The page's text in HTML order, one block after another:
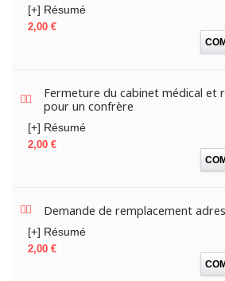
[+] Résumé
Prix
2,00 €
Fermeture du cabinet médical et
pour un confrère
[+] Résumé
Prix
2,00 €
Demande de remplacement
[+] Résumé
Prix
2,00 €